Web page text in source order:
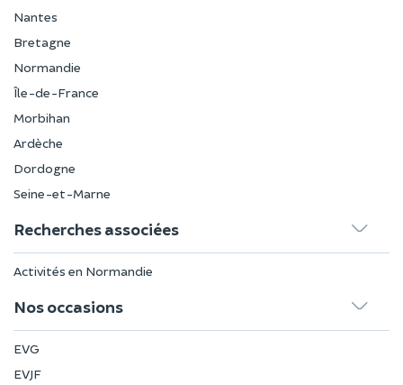
Nantes
Bretagne
Normandie
Île-de-France
Morbihan
Ardèche
Dordogne
Seine-et-Marne
Recherches associées
Activités en Normandie
Nos occasions
EVG
EVJF